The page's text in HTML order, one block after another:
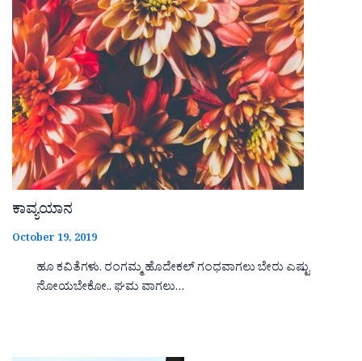
ಕಾವ್ಯಯಾನ
October 19, 2019
ಹೂ ಕವಿತೆಗಳು. ರಂಗಮ್ಮ ಹೊದೇಕಲ್ ಗಂಧವಾಗಲು ಬೇರು ಎಷ್ಟು
ನೋಯಬೇಕೋ.. ಘಮ ವಾಗಲು…